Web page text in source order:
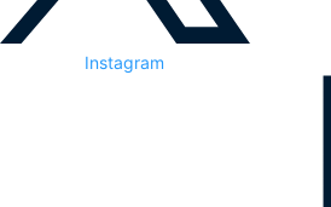
Instagram